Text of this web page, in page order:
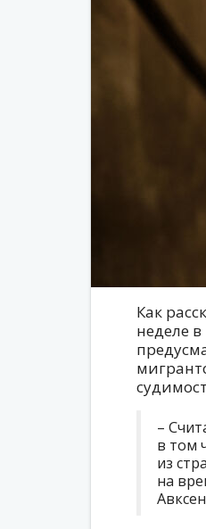
Как
неделе
–
в том
из
на